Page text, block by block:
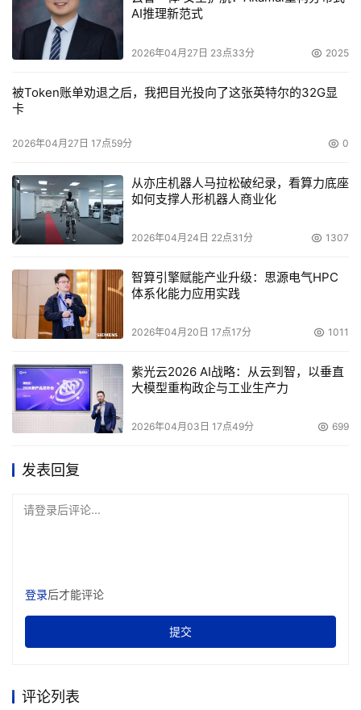
AI推理新范式
2026年04月27日 23点33分 2025
被Token账单劝退之后，我把目光投向了这张英特尔的32G显
卡
2026年04月27日 17点59分 0
从亦庄机器人马拉松破纪录，看算力底座
如何支撑人形机器人商业化
2026年04月24日 22点31分 1307
智算引擎赋能产业升级：思源电气HPC
体系化能力应用实践
2026年04月20日 17点17分 1011
紫光云2026 AI战略：从云到智，以垂直
大模型重构政企与工业生产力
2026年04月03日 17点49分 699
发表回复
请登录后评论...
登录后才能评论
提交
评论列表